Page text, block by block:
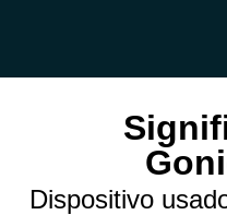
Dispositivo